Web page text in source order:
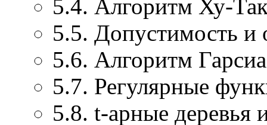
5.4. Алгоритм Ху-
5.5. Допустимость и
5.6. Алгоритм
5.7. Регулярные
5.8. t-арные деревья